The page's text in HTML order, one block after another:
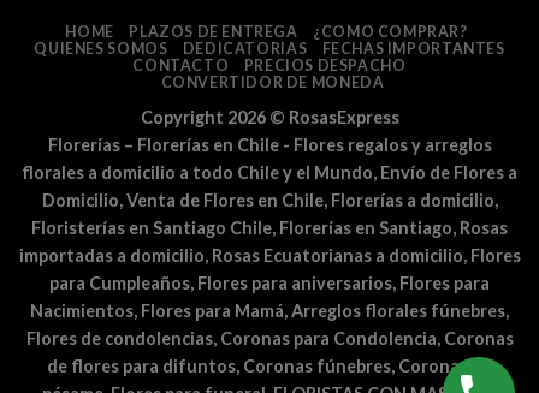
HOME PLAZOS DE ENTREGA
¿COMO COMPRAR?
QUIENES SOMOS
DEDICATORIAS
FECHAS IMPORTANTES
CONTACTO
PRECIOS DESPACHO
CONVERTIDOR DE MONEDA
Copyright 2026 © RosasExpress
Florerías – Florerías en Chile - Flores regalos y arreglos
florales a domicilio a todo Chile y el Mundo, Envío de Flores a
Domicilio, Venta de Flores en Chile, Florerías a domicilio,
Floristerías en Santiago Chile, Florerías en Santiago, Rosas
importadas a domicilio, Rosas Ecuatorianas a domicilio, Flores
para Cumpleaños, Flores para aniversarios, Flores para
Nacimientos, Flores para Mamá, Arreglos florales fúnebres,
Flores de condolencias, Coronas para Condolencia, Coronas
de flores para difuntos, Coronas fúnebres, Coronas de